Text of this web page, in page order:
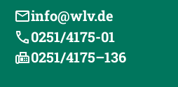
info@wlv.de
0251/4175-01
0251/4175–136